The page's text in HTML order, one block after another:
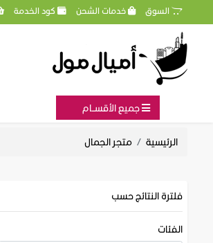
السوق خدمات الشحن كود الخدمة
جميع الأقســام
الرئيسية متجر الجمال
فلترة النتائج حسب
الفئات